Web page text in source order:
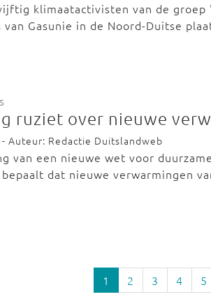
klimaatactivisten van de groep
van Gasunie in de Noord-Duitse
ruziet over nieuwe
Auteur: Redactie Duitslandweb
van een nieuwe wet voor
dat nieuwe verwarmingen
1 2 3 4 5